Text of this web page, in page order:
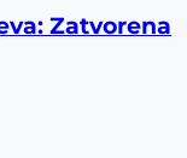
Zatvorena